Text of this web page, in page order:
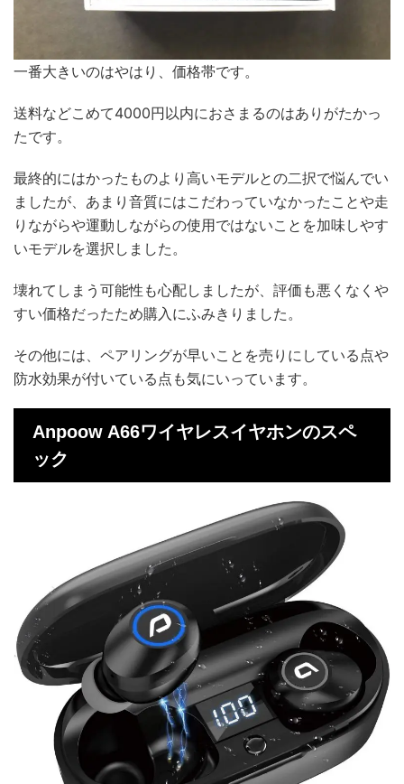
一番大きいのはやはり、価格帯です。
送料などこめて4000円以内におさまるのはありがたかっ
たです。
最終的にはかったものより高いモデルとの二択で悩んでい
ましたが、あまり音質にはこだわっていなかったことや走
りながらや運動しながらの使用ではないことを加味しやす
いモデルを選択しました。
壊れてしまう可能性も心配しましたが、評価も悪くなくや
すい価格だったため購入にふみきりました。
その他には、ペアリングが早いことを売りにしている点や
防水効果が付いている点も気にいっています。
Anpoow A66ワイヤレスイヤホンのスペ
ック